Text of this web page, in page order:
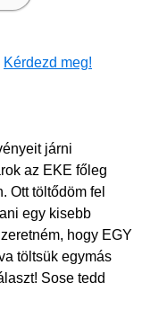
Kérdezd meg!
járni
az EKE főleg
Ott töltődöm fel
egy kisebb
hogy EGY
töltsük egymás
Sose tedd